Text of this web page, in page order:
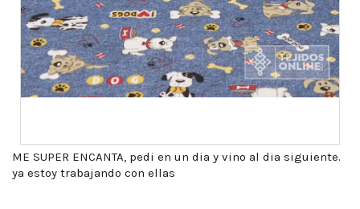
ME SUPER ENCANTA, pedi en un dia y vino al dia siguiente.
ya estoy trabajando con ellas